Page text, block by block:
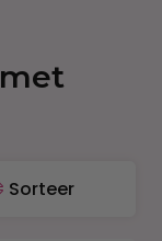
Sorteer